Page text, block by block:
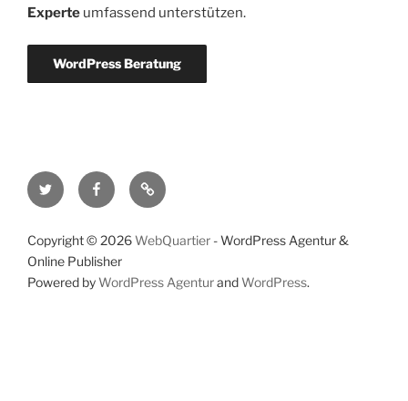
Experte umfassend unterstützen.
WordPress Beratung
Twitter FacebookRSS-
Feed
Copyright © 2026 WebQuartier - WordPress Agentur &
Online Publisher
Powered by WordPress Agenturand WordPress.